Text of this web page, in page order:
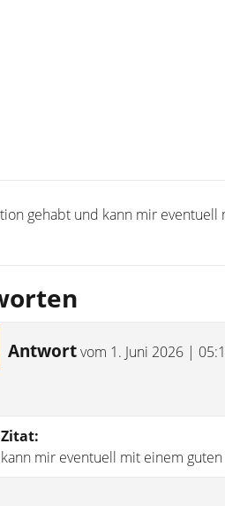
gehabt und kann mir
Antwortvom 1. Juni 2026 |
Zitat:
kann mir eventuell mit einem guten